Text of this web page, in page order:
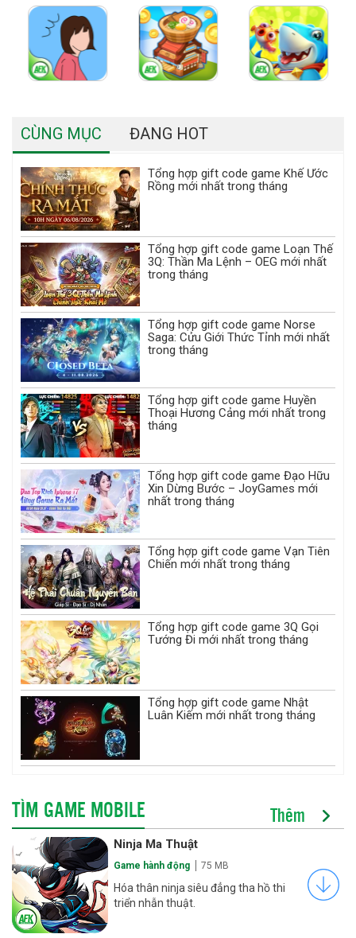
CÙNG MỤC ĐANG HOT
Tổng hợp gift code game Khế Ước
Rồng mới nhất trong tháng
Tổng hợp gift code game Loạn Thế
3Q: Thần Ma Lệnh – OEG mới nhất
trong tháng
Tổng hợp gift code game Norse
Saga: Cửu Giới Thức Tỉnh mới nhất
trong tháng
Tổng hợp gift code game Huyền
Thoại Hương Cảng mới nhất trong
tháng
Tổng hợp gift code game Đạo Hữu
Xin Dừng Bước – JoyGames mới
nhất trong tháng
Tổng hợp gift code game Vạn Tiên
Chiến mới nhất trong tháng
Tổng hợp gift code game 3Q Gọi
Tướng Đi mới nhất trong tháng
Tổng hợp gift code game Nhật
Luân Kiếm mới nhất trong tháng
TÌM GAME MOBILE Thêm
Ninja Ma Thuật
Game hành động 75 MB
Hóa thân ninja siêu đẳng tha hồ thi
triển nhẫn thuật.